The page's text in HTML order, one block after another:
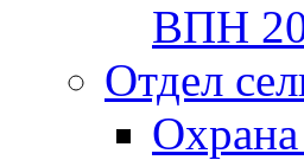
ВПН
Отдел
Охрана